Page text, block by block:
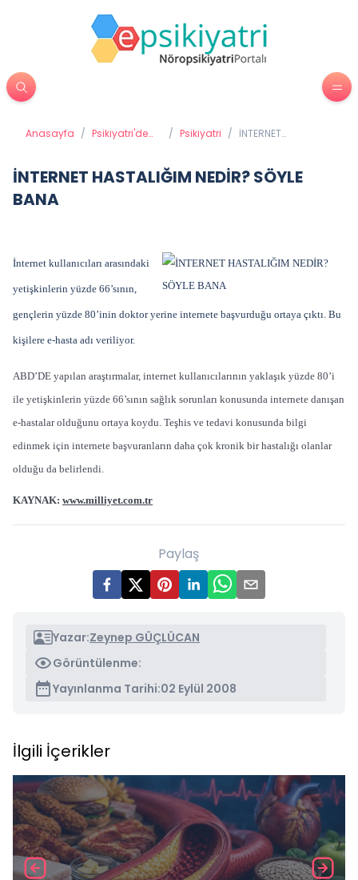
Anasayfa / Psikiyatri'de
/ Psikiyatri / İNTERNET
İNTERNET HASTALIĞIM NEDİR? SÖYLE
BANA
İnternet kullanıcıları arasındaki
yetişkinlerin yüzde 66’sının,
gençlerin yüzde 80’inin doktor yerine internete başvurduğu ortaya çıktı. Bu
kişilere e-hasta adı veriliyor.
ABD’DE yapılan araştırmalar, internet kullanıcılarının yaklaşık yüzde 80’i
ile yetişkinlerin yüzde 66’sının sağlık sorunları konusunda internete danışan
e-hastalar olduğunu ortaya koydu. Teşhis ve tedavi konusunda bilgi
edinmek için internete başvuranların daha çok kronik bir hastalığı olanlar
olduğu da belirlendi.
KAYNAK: www.milliyet.com.tr
Paylaş
Yazar:Zeynep GÜÇLÜCAN
Görüntülenme:
Yayınlanma Tarihi:02 Eylül 2008
İlgili İçerikler